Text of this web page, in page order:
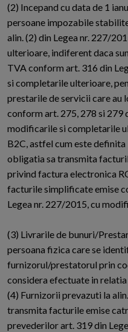
(2) Incepand cu data de 1
persoane impozabile
alin. (2) din Legea nr. 227/
ulterioare, indiferent daca
TVA conform art. 316 din
si completarile ulterioare,
prestarile de servicii care au
conform art. 275, 278 si 279
modificarile si completarile
B2C, astfel cum este definita
obligatia sa transmita
privind factura electronica
facturile simplificate emise
Legea nr. 227/2015, cu
(3) Livrarile de bunuri/
persoana fizica care se
furnizorul/prestatorul prin
considera efectuate in
(4) Furnizorii prevazuti la
transmita facturile emise
prevederilor art. 319 din